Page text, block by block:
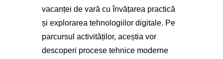
vacanței de vară cu învățarea practică
și explorarea tehnologiilor digitale. Pe
parcursul activităților, aceștia vor
descoperi procese tehnice moderne